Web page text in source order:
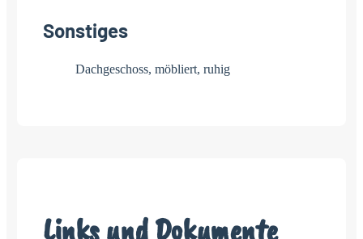
Sonstiges
Dachgeschoss, möbliert, ruhig
Links und Dokumente